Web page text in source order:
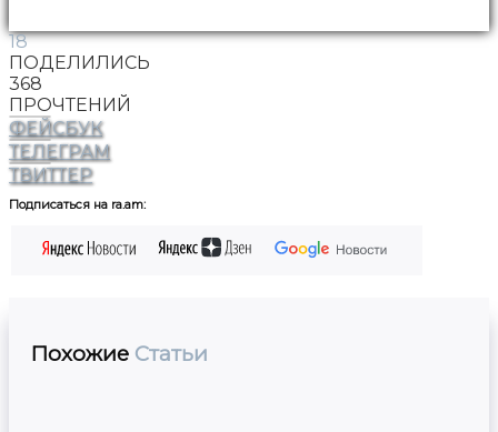
18
ПОДЕЛИЛИСЬ
368
ПРОЧТЕНИЙ
ФЕЙСБУК
ТЕЛЕГРАМ
ТВИТТЕР
Подписаться на ra.am:
Похожие Статьи